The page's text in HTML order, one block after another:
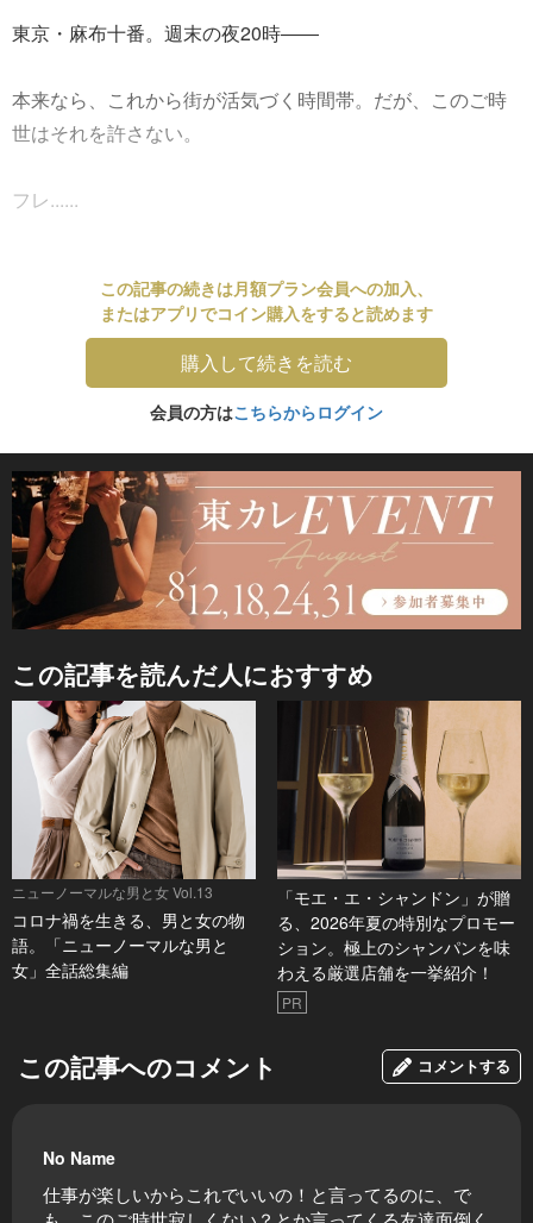
東京・麻布十番。週末の夜20時――
本来なら、これから街が活気づく時間帯。だが、このご時
世はそれを許さない。
フレ......
この記事の続きは月額プラン会員への加入、
またはアプリでコイン購入をすると読めます
購入して続きを読む
会員の方はこちらからログイン
この記事を読んだ人におすすめ
ニューノーマルな男と女 Vol.13
コロナ禍を生きる、男と女の物
語。「ニューノーマルな男と
女」全話総集編
「モエ・エ・シャンドン」が贈
る、2026年夏の特別なプロモー
ション。極上のシャンパンを味
わえる厳選店舗を一挙紹介！
PR
この記事へのコメント コメントする
No Name
仕事が楽しいからこれでいいの！と言ってるのに、で